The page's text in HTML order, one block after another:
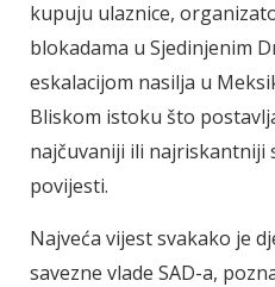
kupuju ulaznice,
blokadama u Sjedinjenim
eskalacijom nasilja u
Bliskom istoku što
najčuvaniji ili najriskantniji
povijesti.
Najveća vijest svakako je
savezne vlade SAD-a,